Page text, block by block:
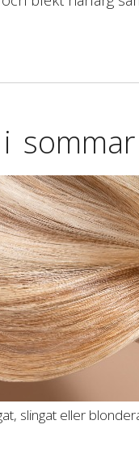
sommar
slingat eller